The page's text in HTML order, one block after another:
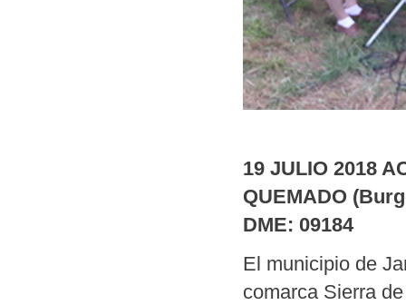
19 JULIO 2018
QUEMADO
DME: 09184
El municipio de
comarca Sierra